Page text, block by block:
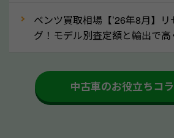
車を廃車にすると、自動車税の還
付金をお客様に返還しない業者も
をする際には、自動車税の還付金
かを確認するようにしてください
ベンツ買取相場【’26年8月】
グ！モデル別査定額と輸出で
中古車のお役立ちコ